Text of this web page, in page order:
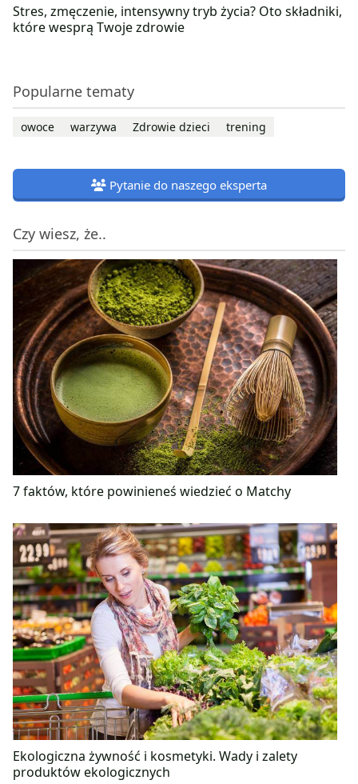
Stres, zmęczenie, intensywny tryb życia? Oto składniki,
które wesprą Twoje zdrowie
Popularne tematy
owoce warzywa Zdrowie dzieci trening
Pytanie do naszego eksperta
Czy wiesz, że..
7 faktów, które powinieneś wiedzieć o Matchy
Ekologiczna żywność i kosmetyki. Wady i zalety
produktów ekologicznych